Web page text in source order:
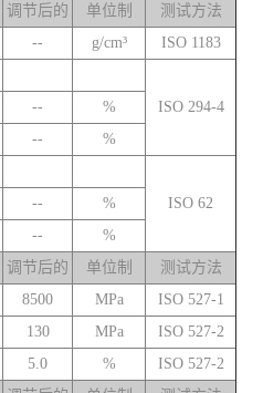
调节后的 单位制
测试方法
-- g/cm³
ISO 1183
ISO 294-4
--
%
--
%
ISO 62
--
%
--
%
调节后的 单位制
测试方法
8500 MPa
ISO 527-1
130 MPa
ISO 527-2
5.0 %
ISO 527-2